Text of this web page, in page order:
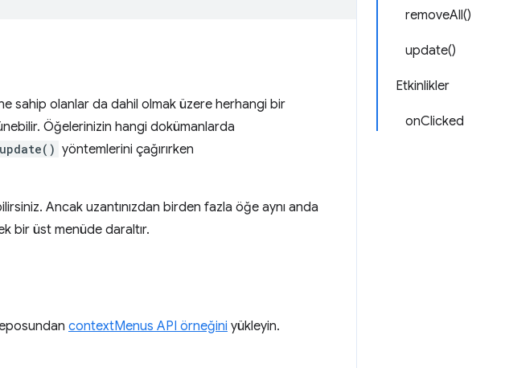
removeAll()
update()
Etkinlikler
onClicked
sahip olanlar da dahil olmak üzere herhangi bir
Öğelerinizin hangi dokümanlarda
update() yöntemlerini çağırırken
Ancak uzantınızdan birden fazla öğe aynı anda
bir üst menüde daraltır.
contextMenus API örneğini yükleyin.